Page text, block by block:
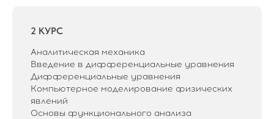
2 КУРС
Аналитическая механика
Введение в дифференциальные уравнения
Дифференциальные уравнения
Компьютерное моделирование физических
явлений
Основы функционального анализа